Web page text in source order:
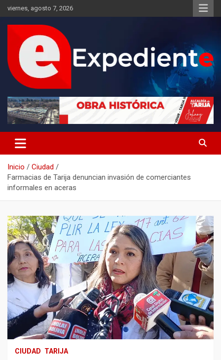
Saltar
al
contenido
viernes, agosto 7, 2026
Expediente
Inicio
Ciudad
Farmacias de Tarija denuncian invasión de comerciantes
informales en aceras
CIUDAD TARIJA